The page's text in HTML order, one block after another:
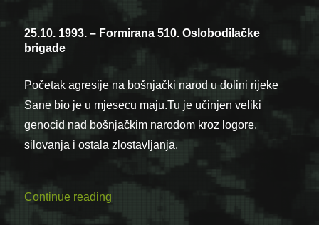
25.10. 1993. – Formirana 510. Oslobodilačke
brigade
Početak agresije na bošnjački narod u dolini rijeke
Sane bio je u mjesecu maju.Tu je učinjen veliki
genocid nad bošnjačkim narodom kroz logore,
silovanja i ostala zlostavljanja.
Continue reading “25.10. 1993. – Formirana 510.